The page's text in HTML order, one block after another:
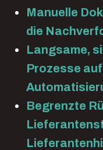
Manuelle
die
Langsame,
Prozesse
Begrenzte